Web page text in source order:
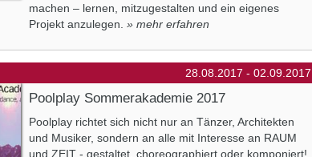
machen – lernen, mitzugestalten und ein eigenes
Projekt anzulegen. » mehr erfahren
28.08.2017 - 02.09.2017
Poolplay Sommerakademie 2017
Poolplay richtet sich nicht nur an Tänzer, Architekten
und Musiker, sondern an alle mit Interesse an RAUM
und ZEIT - gestaltet, choreographiert oder komponiert!